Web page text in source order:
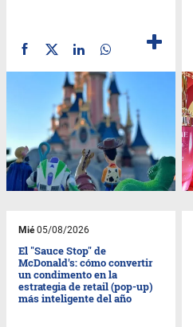
Mié05/08/2026
El "Sauce Stop" de
McDonald's: cómo convertir
un condimento en la
estrategia de retail (pop-up)
más inteligente del año